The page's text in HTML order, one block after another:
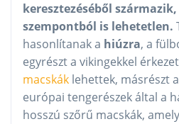
keresztezéséből
szempontból is lehetetlen.
hasonlítanak a hiúzra, a
egyrészt a vikingekkel
macskák lehettek, másrészt
európai tengerészek által a
hosszú szőrű macskák,